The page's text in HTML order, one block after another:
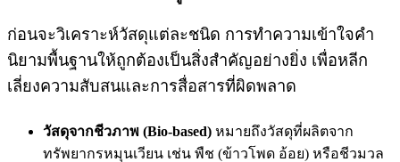
ก่อนจะวิเคราะห์วัสดุแต่ละชนิด การทำความเข้าใจคำ
นิยามพื้นฐานให้ถูกต้องเป็นสิ่งสำคัญอย่างยิ่ง เพื่อหลีก
เลี่ยงความสับสนและการสื่อสารที่ผิดพลาด
วัสดุจากชีวภาพ (Bio-based) หมายถึงวัสดุที่ผลิตจาก
ทรัพยากรหมุนเวียน เช่น พืช (ข้าวโพด อ้อย) หรือชีวมวล